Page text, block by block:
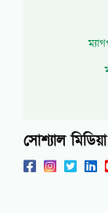
সোশ্যাল